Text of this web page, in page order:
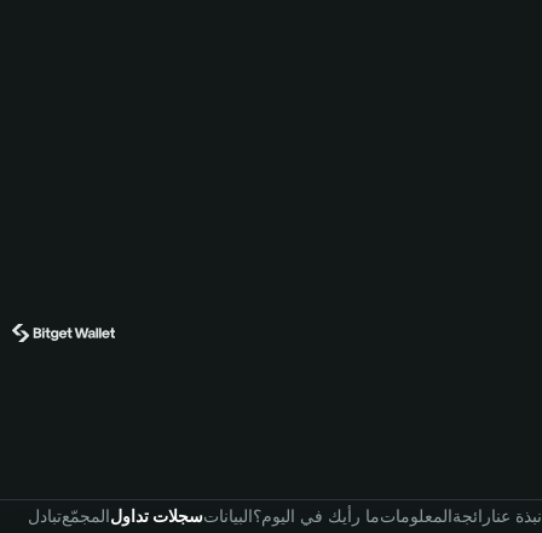
تبادلالمجمّعسجلات تداولالبياناتما رأيك في اليوم؟المعلوماترائجةنبذة عنا